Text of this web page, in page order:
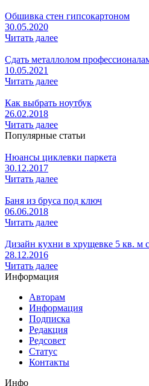
Обшивка стен гипсокартоном
30.05.2020
Читать далее
Сдать металлолом
10.05.2021
Читать далее
Как выбрать ноутбук
26.02.2018
Читать далее
Популярные статьи
Нюансы циклевки паркета
30.12.2017
Читать далее
Баня из бруса под ключ
06.06.2018
Читать далее
Дизайн кухни в хрущевке 5 кв. м
28.12.2016
Читать далее
Информация
Авторам
Информация
Подписка
Редакция
Редсовет
Статус
Контакты
Инфо